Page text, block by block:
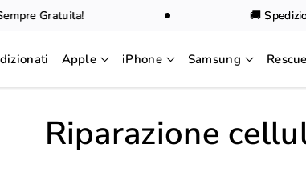
Gratuita! 🚚
Apple iPhone Samsung Rescue
Riparazione